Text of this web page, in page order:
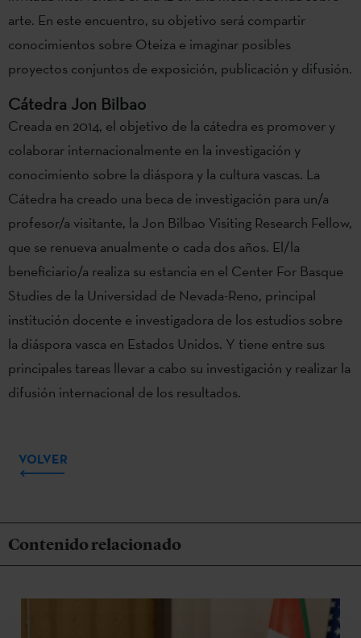
arte. En este encuentro, su objetivo será compartir
conocimientos sobre Oteiza e imaginar posibles
proyectos conjuntos de exposición, publicación y difusión.
Cátedra Jon Bilbao
Creada en 2014, el objetivo de la cátedra es promover y
colaborar internacionalmente en la investigación y
conocimiento sobre la diáspora y la cultura vascas. La
Cátedra ha creado una beca de investigación para un/a
profesor/a visitante, la Jon Bilbao Visiting Research Fellow,
que se renueva anualmente o cada dos años. El/la
beneficiario/a realiza su estancia en el Center For Basque
Studies de la Universidad de Nevada-Reno, principal
institución docente e investigadora de los estudios sobre
la diáspora vasca en Estados Unidos. Y tiene entre sus
principales tareas llevar a cabo su investigación y realizar la
difusión internacional de los resultados.
VOLVER
Contenido relacionado